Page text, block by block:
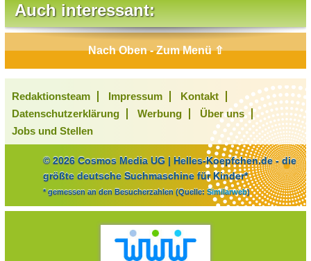
Auch interessant:
Nach Oben - Zum Menü ⇧
Redaktionsteam Impressum
Kontakt
Datenschutzerklärung
Werbung
Über uns
Jobs und Stellen
© 2026 Cosmos Media UG | Helles-Koepfchen.de - die
größte deutsche Suchmaschine für Kinder*
* gemessen an den Besucherzahlen (Quelle: Similarweb)